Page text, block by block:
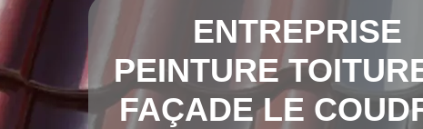
ENTREPRISE
PEINTURE
FAÇADE LE